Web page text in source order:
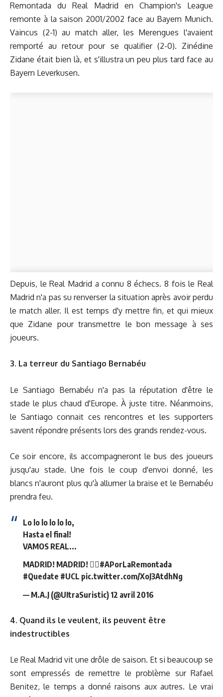
Remontada du Real Madrid en Champion's League
remonte à la saison 2001/2002 face au Bayern Munich.
Vaincus (2-1) au match aller, les Merengues l'avaient
remporté au retour pour se qualifier (2-0). Zinédine
Zidane était bien là, et s'illustra un peu plus tard face au
Bayern Leverkusen.
Depuis, le Real Madrid a connu 8 échecs. 8 fois le Real
Madrid n'a pas su renverser la situation après avoir perdu
le match aller. Il est temps d'y mettre fin, et qui mieux
que Zidane pour transmettre le bon message à ses
joueurs.
3. La terreur du Santiago Bernabéu
Le Santiago Bernabéu n'a pas la réputation d'être le
stade le plus chaud d'Europe. À juste titre. Néanmoins,
le Santiago connait ces rencontres et les supporters
savent répondre présents lors des grands rendez-vous.
Ce soir encore, ils accompagneront le bus des joueurs
jusqu'au stade. Une fois le coup d'envoi donné, les
blancs n'auront plus qu'à allumer la braise et le Bernabéu
prendra feu.
Lo lo lo lo lo lo,
Hasta el final!
VAMOS REAL...
MADRID! MADRID! ✊🏻#APorLaRemontada
#Quedate #UCL pic.twitter.com/XoJ3AtdhNg
— M.A.J (@UItraSuristic) 12 avril 2016
4. Quand ils le veulent, ils peuvent être
indestructibles
Le Real Madrid vit une drôle de saison. Et si beaucoup se
sont empressés de remettre le problème sur Rafael
Benitez, le temps a donné raisons aux autres. Le vrai